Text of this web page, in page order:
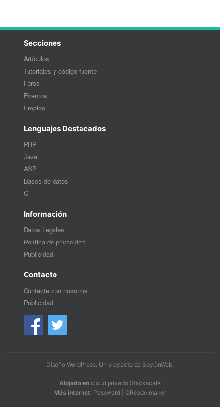
Secciones
Artículos
Tutoriales y código fuente
Foros
Eventos
Empleo
Lenguajes Destacados
PHP
Java
ASP
Bases de datos
C
Información
Datos Legales
Política de privacidad
Publicidad
Contacto
Contacte con nosotros
Publicidad
Diseño WordPress. Un proyecto de SpyOnWeb.
Alojado en cloud privado Stackscale
Más internet: Password QRcode maker